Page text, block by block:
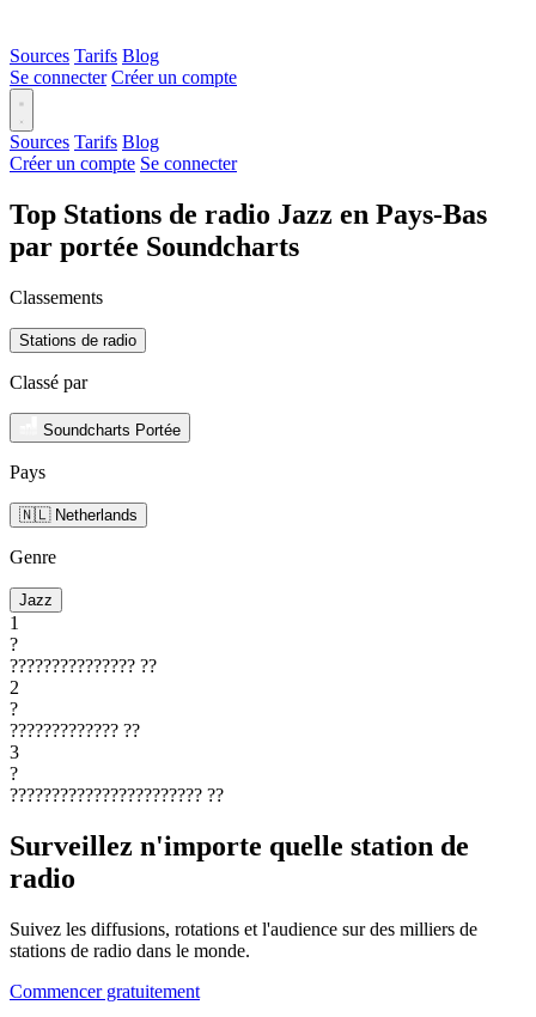
Sources Tarifs Blog
Se connecter Créer un compte
Sources Tarifs Blog
Créer un compte Se connecter
Top Stations de radio Jazz en Pays-Bas
par portée Soundcharts
Classements
Stations de radio
Classé par
Soundcharts Portée
Pays
🇳🇱 Netherlands
Genre
Jazz
1
?
??????????????? ??
2
?
????????????? ??
3
?
??????????????????????? ??
Surveillez n'importe quelle station de
radio
Suivez les diffusions, rotations et l'audience sur des milliers de
stations de radio dans le monde.
Commencer gratuitement